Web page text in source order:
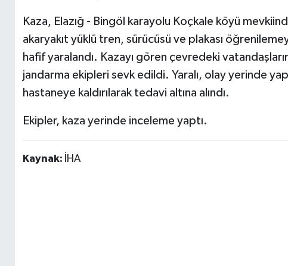
Kaza, Elazığ - Bingöl karayolu Koçkale köyü
akaryakıt yüklü tren, sürücüsü ve plakası
hafif yaralandı. Kazayı gören çevredeki
jandarma ekipleri sevk edildi. Yaralı, olay yerinde
hastaneye kaldırılarak tedavi altına alındı.
Ekipler, kaza yerinde inceleme yaptı.
Kaynak: İHA